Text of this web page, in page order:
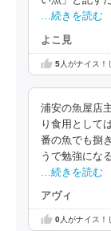
…続きを読む
よこ見
5人がナイス！
浦安の魚屋店
り食用として
番の魚でも捌
うで勉強にな
…続きを読む
アヴィ
0人がナイス！